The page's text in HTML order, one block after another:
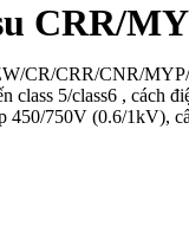
CRR/
CR/CRR/CNR/
class 5/class6 , cách
450/750V (0.6/1kV),